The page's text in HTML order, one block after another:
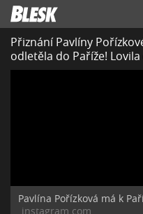
Přiznání Pavlíny
odletěla do Paříže! Lovila
Pavlína Pořízková má k
instagram.com